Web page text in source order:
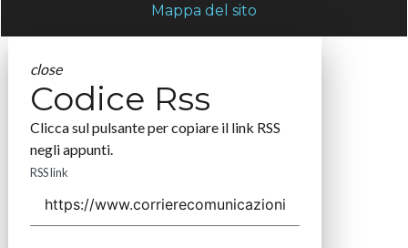
Mappa del sito
close
Codice Rss
Clicca sul pulsante per copiare il link RSS
negli appunti.
RSS link